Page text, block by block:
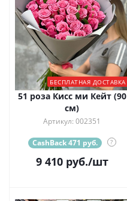
БЕСПЛАТНАЯ ДОСТАВКА
51 роза Кисс ми Кейт (90
см)
Артикул: 002351
CashBack 471 руб. ?
9 410руб./шт